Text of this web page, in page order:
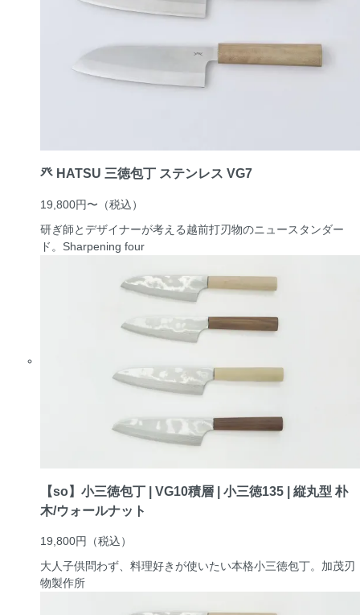
癶 HATSU 三徳包丁 ステンレス VG7
19,800円〜 （税込）
研ぎ師とデザイナーが考える越前打刃物のニュースタンダー
ド。 Sharpening four
【so】小三徳包丁 | VG10積層 | 小三徳135 | 縦丸型 朴
木/ウォールナット
19,800円
（税込）
大人子供問わず、料理好きが使いたい本格小三徳包丁。 加茂刃
物製作所